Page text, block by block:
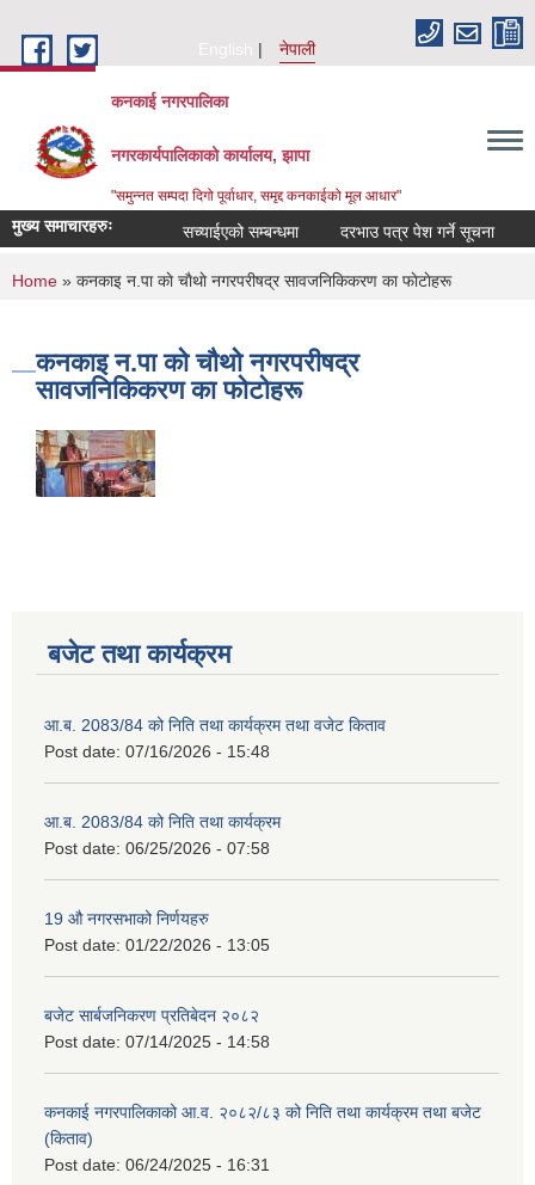
English
नेपाली
कनकाई नगरपालिका
नगरकार्यपालिकाको कार्यालय, झापा
"समुन्नत सम्पदा दिगो पूर्वाधार, समृद्द कनकाईको मूल आधार"
मुख्य समाचारहरुः सच्याईएको सम्बन्धमा दरभाउ पत्र पेश गर्ने सूचना
You are here
Home » कनकाइ न.पा काे चाैथाे नगरपरीषद्र सावजनिकिकरण का फाेटाेहरू
कनकाइ न.पा काे चाैथाे नगरपरीषद्र
सावजनिकिकरण का फाेटाेहरू
बजेट तथा कार्यक्रम
आ.ब. 2083/84 को निति तथा कार्यक्रम तथा वजेट किताव
Post date: 07/16/2026 - 15:48
आ.ब. 2083/84 को निति तथा कार्यक्रम
Post date: 06/25/2026 - 07:58
19 औ नगरसभाको निर्णयहरु
Post date: 01/22/2026 - 13:05
बजेट सार्बजनिकरण प्रतिबेदन २०८२
Post date: 07/14/2025 - 14:58
कनकाई नगरपालिकाको आ.व. २०८२/८३ को निति तथा कार्यक्रम तथा बजेट
(किताव)
Post date: 06/24/2025 - 16:31